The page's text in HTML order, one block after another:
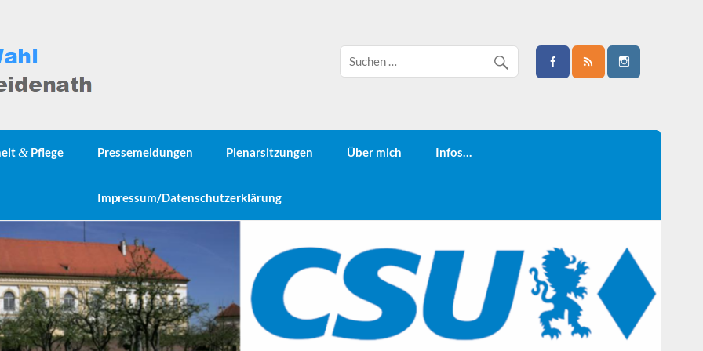
& Pflege Pressemeldungen Plenarsitzungen Über mich Infos…
Impressum/Datenschutzerklärung